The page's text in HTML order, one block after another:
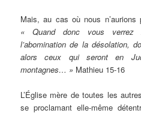
Mais, au cas où nous
« Quand donc vous
l’abomination de la désolation,
alors ceux qui seront en
montagnes… » Mathieu 15-16
L’Église mère de toutes les
se proclamant elle-même